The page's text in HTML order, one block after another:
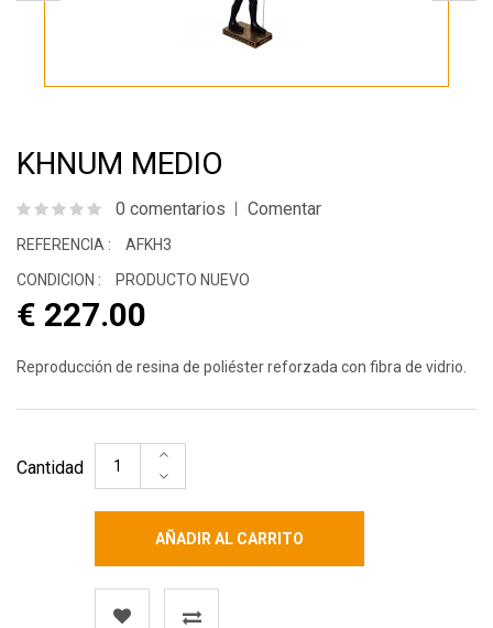
KHNUM MEDIO
0 comentarios Comentar
REFERENCIA :
AFKH3
CONDICION :
PRODUCTO NUEVO
€ 227.00
Reproducción de resina de poliéster reforzada con fibra de vidrio.
Cantidad
AÑADIR AL CARRITO